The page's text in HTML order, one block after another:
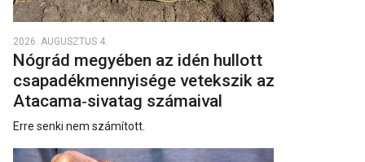
2026. AUGUSZTUS 4.
Nógrád megyében az idén hullott
csapadékmennyisége vetekszik az
Atacama‑sivatag számaival
Erre senki nem számított.